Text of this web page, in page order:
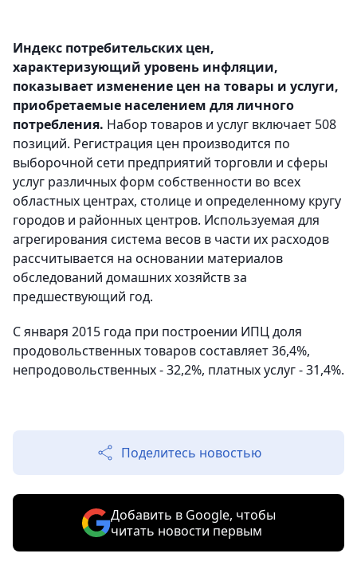
Индекс потребительских цен,
характеризующий уровень инфляции,
показывает изменение цен на товары и услуги,
приобретаемые населением для личного
потребления. Набор товаров и услуг включает 508
позиций. Регистрация цен производится по
выборочной сети предприятий торговли и сферы
услуг различных форм собственности во всех
областных центрах, столице и определенному кругу
городов и районных центров. Используемая для
агрегирования система весов в части их расходов
рассчитывается на основании материалов
обследований домашних хозяйств за
предшествующий год.
С января 2015 года при построении ИПЦ доля
продовольственных товаров составляет 36,4%,
непродовольственных - 32,2%, платных услуг - 31,4%.
Поделитесь новостью
Добавить в Google, чтобы
читать новости первым